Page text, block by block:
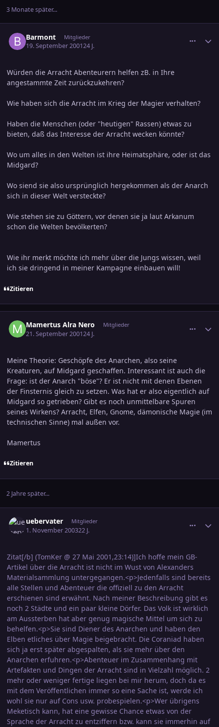
3 Monate später...
Barmont Mitglieder
19. September 200124 J.
Würden die Arracht Abenteurern helfen zB. in Ihre
angestammte Zeit zurückzukehren?
Wie haben sich die Arracht im Krieg der Magier verhalten?
Haben die Menschen (oder "heutigen" Rassen) etwas zu
bieten, daß das Interesse der Arracht wecken könnte?
Wo um alles in den Welten ist ihre Heimatsphäre, oder ist das
Midgard?
Wo siend sie also ursprünglich hergekommen als der Anarch
sich in dieser Welt versteckte?
Wie stehen sie zu Göttern, vor denen sie ja laut Arkanum
schon die Welten bevölkerten?
Wie ihr merkt möchte ich mehr über die Jungs wissen, weil
ich sie dringend in meiner Kampagne einbauen will!
Zitieren
Mamertus Alra Nero Mitglieder
21. September 200124 J.
Meine Theorie: Geschöpfe des Anarchen, also seine
Kreaturen, auf Midgard geschaffen. Interessant ist auch die
Frage: ist der Anarch "böse"? Er ist nicht mit denen Ebenen
der Finsternis gleich zu setzen. Was hat er also eigentlich auf
Midgard so getrieben? Gibt es noch unmittelbare Spuren
seines Wirkens? Arracht, Elfen, Gnome, dämonische Magie (im
technischen Sinne) mal außen vor.
Mamertus
Zitieren
2 Jahre später...
uebervater Mitglieder
1. November 200322 J.
Zitat[/b] (TomKer @ 27 Mai 2001,23:14)]Ich hoffe mein GB-
Artikel über die Arracht ist nicht im Wust von Alexanders
Materialsammlung untergegangen.<p>Jedenfalls sind bereits
alle Stellen und Abenteuer die offiziell zu den Arracht
erschienen sind erwähnt. Nach meiner Beschreibung gibt es
noch 2 Städte und ein paar kleine Dörfer. Das Volk ist wirklich
am Aussterben hat aber genug magische Mittel um sich zu
behelfen.<p>Sie sind Diener des Anarchen und haben den
Elben etliches über Magie beigebracht. Die Coraniad haben
sich ja erst später abgespalten, als sie mehr über den
Anarchen erfuhren.<p>Abenteuer im Zusammenhang mit
Artefakten und Dingen der Arracht sind in Vielzahl möglich. 2
mehr oder weniger fertige liegen bei mir herum, doch da es
mit dem Veröffentlichen immer so eine Sache ist, werde ich
wohl sie nur auf Cons usw. probespielen.<p>Wer übrigens
Meketisch kann, hat eine gewisse Chance etwas von der
Sprache der Arracht zu entziffern bzw. kann sie immerhin auf